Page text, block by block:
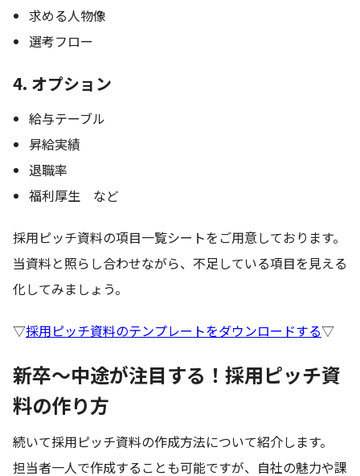
求める人物像
選考フロー
4. オプション
給与テーブル
昇給実績
退職率
福利厚生 など
採用ピッチ資料の項目一覧シートをご用意しております。
当資料と照らし合わせながら、不足している項目を見える
化してみましょう。
▽採用ピッチ資料のテンプレートをダウンロードする▽
新卒〜中途が注目する！採用ピッチ資
料の作り方
続いて採用ピッチ資料の作成方法について紹介します。
担当者一人で作成することも可能ですが、自社の魅力や課